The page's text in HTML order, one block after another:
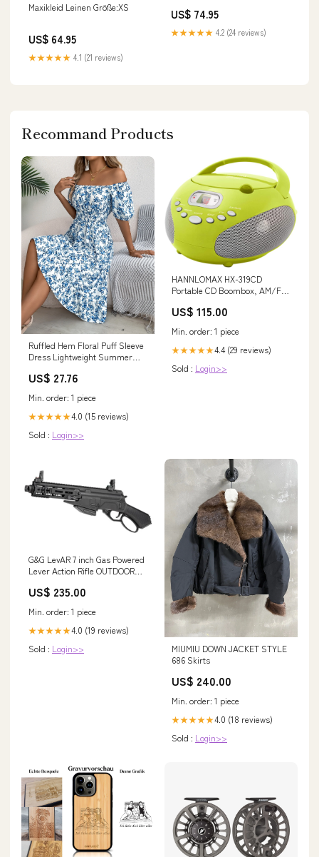
Maxikleid Leinen Größe:XS
US$ 64.95
★★★★★ 4.1 (21 reviews)
US$ 74.95
★★★★★ 4.2 (24 reviews)
Recommand Products
Ruffled Hem Floral Puff Sleeve
Dress Lightweight Summer
US$ 27.76
Min. order: 1 piece
★★★★★4.0 (15 reviews)
Sold : Login>>
HANNLOMAX HX-319CD
Portable CD Boombox, AM/FM
Jack, AC/DC Dual Power
US$ 115.00
Min. order: 1 piece
★★★★★4.4 (29 reviews)
Sold : Login>>
G&G LevAR 7 inch Gas Powered
Lever Action Rifle OUTDOOR
US$ 235.00
Min. order: 1 piece
★★★★★4.0 (19 reviews)
Sold : Login>>
MIUMIU DOWN JACKET STYLE
686 Skirts
US$ 240.00
Min. order: 1 piece
★★★★★4.0 (18 reviews)
Sold : Login>>